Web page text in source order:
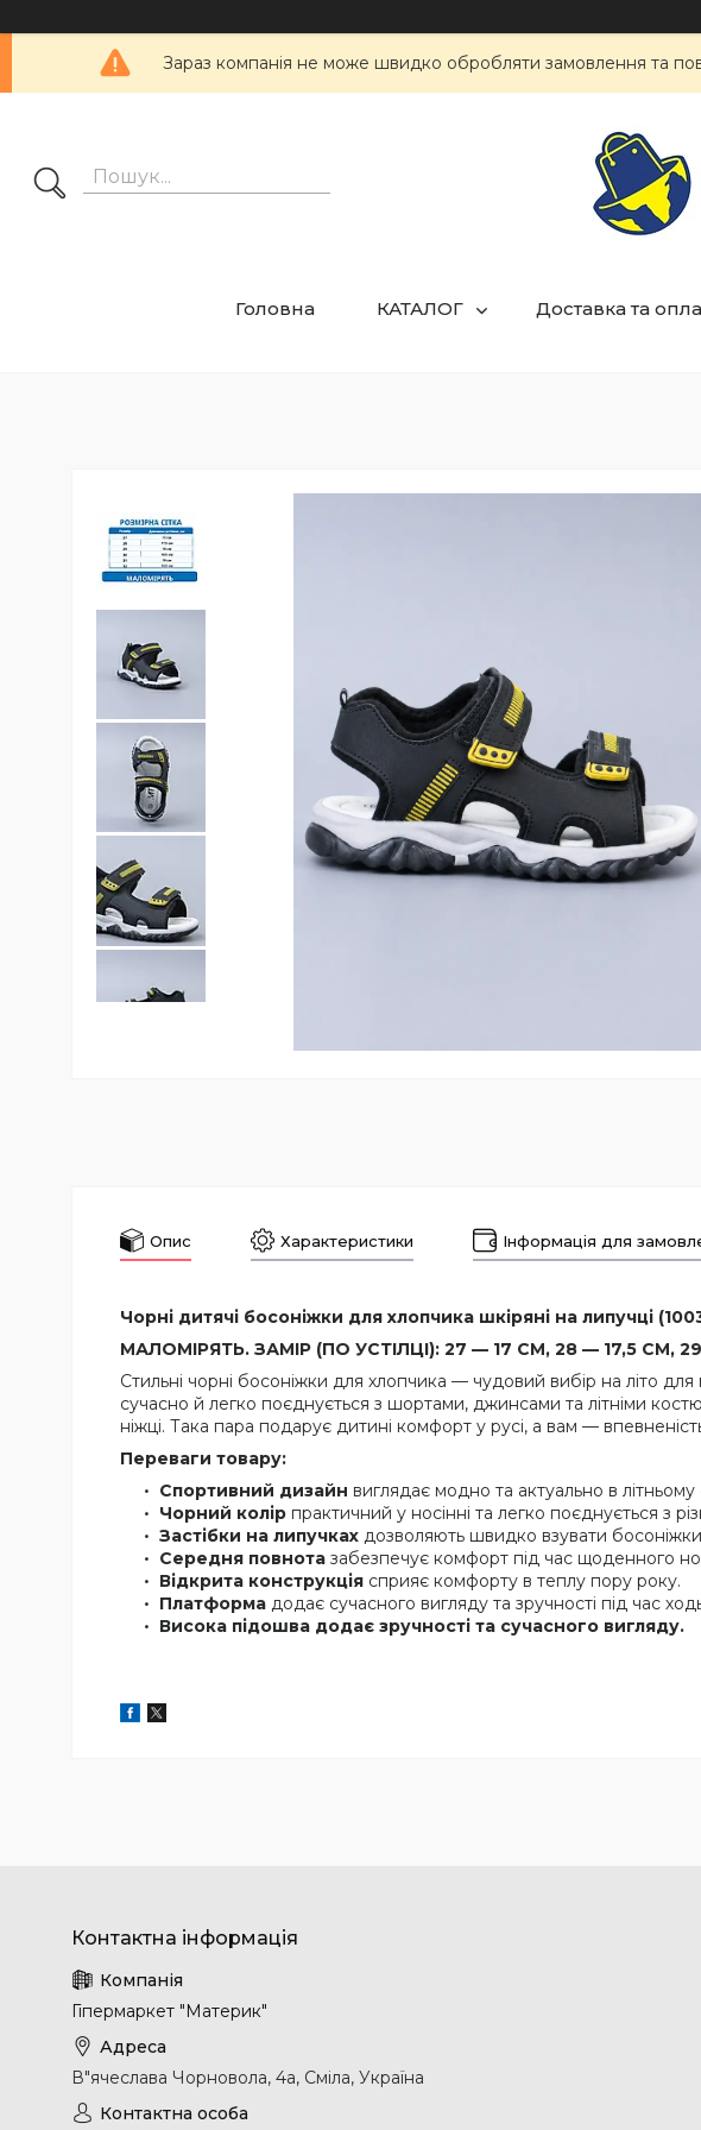
Зараз компанія не може швидко обробляти замовлення та
Головна КАТАЛОГ Доставка та
Опис Характеристики Інформація для
Чорні дитячі босоніжки для хлопчика шкіряні на липучці
МАЛОМІРЯТЬ. ЗАМІР (ПО УСТІЛЦІ): 27 — 17 СМ, 28 — 17,5 СМ,
Стильні чорні босоніжки для хлопчика — чудовий вибір на літо
сучасно й легко поєднується з шортами, джинсами та літніми
ніжці. Така пара подарує дитині комфорт у русі, а вам —
Переваги товару:
Спортивний дизайн виглядає модно та актуально в літньому
Чорний колір практичний у носінні та легко поєднується з
Застібки на липучках дозволяють швидко взувати
Середня повнота забезпечує комфорт під час щоденного
Відкрита конструкція сприяє комфорту в теплу пору року.
Платформа додає сучасного вигляду та зручності під час
Висока підошва додає зручності та сучасного вигляду.
Гіпермаркет "Материк"
В"ячеслава Чорновола, 4а, Сміла, Україна